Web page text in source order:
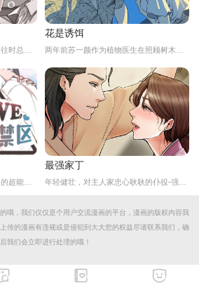
花是诱饵
如果有超能力，李恩谦觉得自己的超能力一定是垃圾回收站。为什么从小到他，他交往的人全是渣男呢？？他除了颜控，对于对象真的不挑的啊！！直到他严厉的上司，他的外貌理想型，对他表现出似有若无的好感……他一定喜欢自己吧？这次有希望摆脱渣男了！少年人，太天真啦，非酋是一辈子的事哟。
最强家丁
年轻健壮，对主人家忠心耿耿的仆役-强石，某夜意外目睹大监夫人自我安慰的画面。明知眼前是个火坑，他仍然义无返顾地跳了下去！「夫人，小的乐意填补你空虚寂寞的心灵…」
哦，我们仅仅是个用户交流漫画的平台，漫画的版权内容我
传的漫画有违规或是侵犯到大大您的权益尽请联系我们，确
我们会立即进行处理的哦！